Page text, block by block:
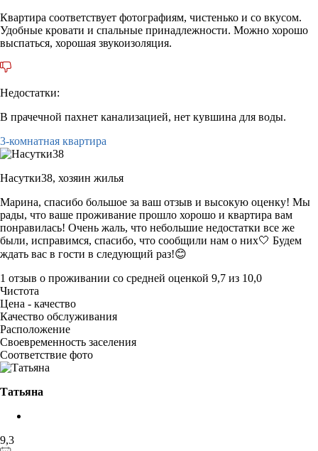
Квартира соответствует фотографиям, чистенько и со вкусом.
Удобные кровати и спальные принадлежности. Можно хорошо
выспаться, хорошая звукоизоляция.
Недостатки:
В прачечной пахнет канализацией, нет кувшина для воды.
3-комнатная квартира
Насутки38, хозяин жилья
Марина, спасибо большое за ваш отзыв и высокую оценку! Мы
рады, что ваше проживание прошло хорошо и квартира вам
понравилась! Очень жаль, что небольшие недостатки все же
были, исправимся, спасибо, что сообщили нам о них🤍 Будем
ждать вас в гости в следующий раз!😊
1 отзыв о проживании со средней оценкой 9,7 из 10,0
Чистота
Цена - качество
Качество обслуживания
Расположение
Своевременность заселения
Соответствие фото
Татьяна
9,3